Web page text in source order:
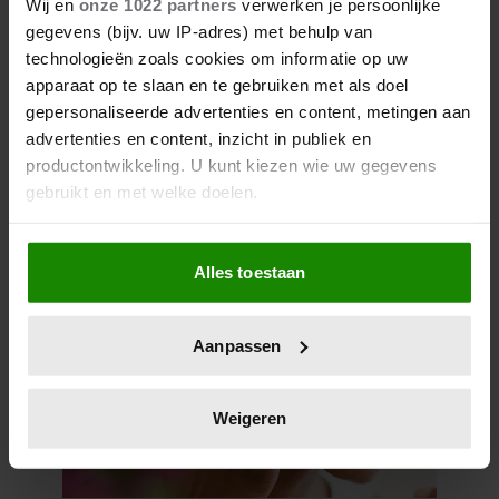
Wij en onze 1022 partners verwerken je persoonlijke
gegevens (bijv. uw IP-adres) met behulp van
technologieën zoals cookies om informatie op uw
apparaat op te slaan en te gebruiken met als doel
gepersonaliseerde advertenties en content, metingen aan
advertenties en content, inzicht in publiek en
productontwikkeling. U kunt kiezen wie uw gegevens
gebruikt en met welke doelen.
Als u het toestaat, willen we ook graag:
Informatie verzamelen over uw geografische
locatie, die tot een paar meter nauwkeurig kan zijn
scannen op specifieke eigenschappen (fingerprinting)
verwerkt en stel uw voorkeuren in het
intrekken in de Cookieverklaring.
Alles toestaan
Aanpassen
Weigeren
beeldscherm (15,6 inch) van Action maakt alles
zóveel makkelijker. Voor maar € 69,95 krijg je een
extra scherm dat je letterlijk overal mee naartoe
kunt nemen… en dat is in tijden van hybride
werken echt geen overbodige luxe.
Meer van Santé